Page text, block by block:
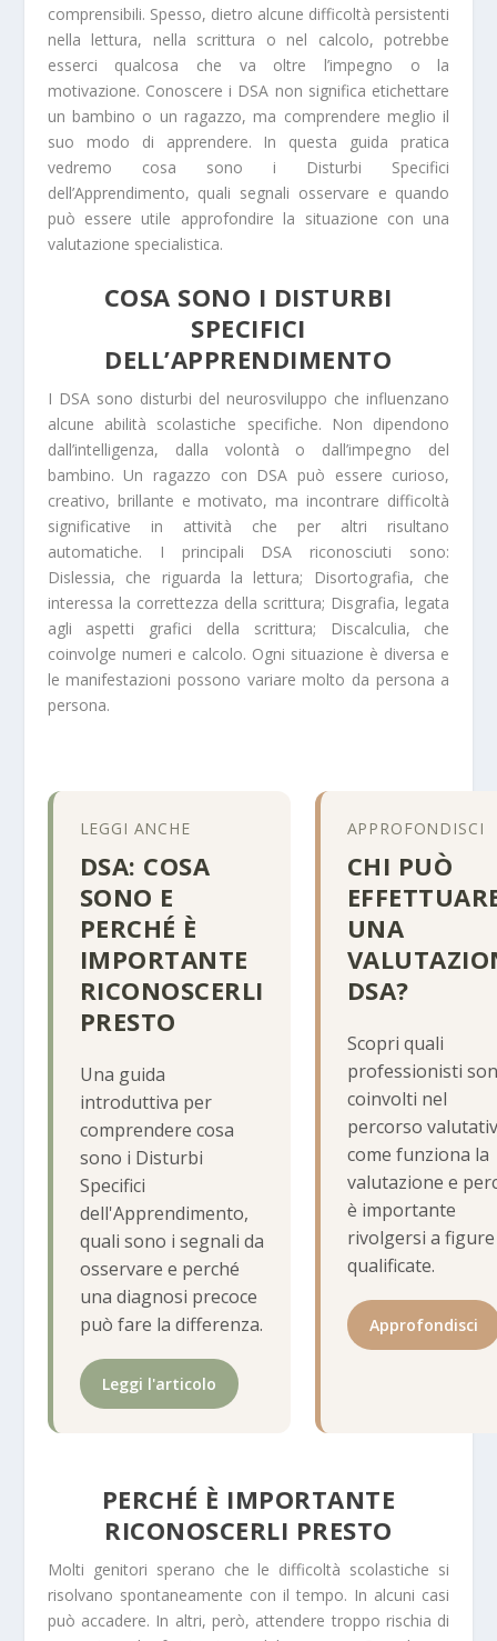
comprensibili. Spesso, dietro alcune difficoltà persistenti
nella lettura, nella scrittura o nel calcolo, potrebbe
esserci qualcosa che va oltre l’impegno o la
motivazione. Conoscere i DSA non significa etichettare
un bambino o un ragazzo, ma comprendere meglio il
suo modo di apprendere. In questa guida pratica
vedremo cosa sono i Disturbi Specifici
dell’Apprendimento, quali segnali osservare e quando
può essere utile approfondire la situazione con una
valutazione specialistica.
COSA SONO I DISTURBI
SPECIFICI
DELL’APPRENDIMENTO
I DSA sono disturbi del neurosviluppo che influenzano
alcune abilità scolastiche specifiche. Non dipendono
dall’intelligenza, dalla volontà o dall’impegno del
bambino. Un ragazzo con DSA può essere curioso,
creativo, brillante e motivato, ma incontrare difficoltà
significative in attività che per altri risultano
automatiche. I principali DSA riconosciuti sono:
Dislessia, che riguarda la lettura; Disortografia, che
interessa la correttezza della scrittura; Disgrafia, legata
agli aspetti grafici della scrittura; Discalculia, che
coinvolge numeri e calcolo. Ogni situazione è diversa e
le manifestazioni possono variare molto da persona a
persona.
LEGGI ANCHE
DSA: COSA
SONO E
PERCHÉ È
IMPORTANTE
RICONOSCERLI
PRESTO
Una guida
introduttiva per
comprendere cosa
sono i Disturbi
Specifici
dell'Apprendimento,
quali sono i segnali da
osservare e perché
una diagnosi precoce
può fare la differenza.
Leggi l'articolo
APPROFONDISCI
CHI PUÒ
UNA
DSA?
Scopri quali
professionisti
coinvolti nel
percorso
come funziona la
valutazione e
è importante
rivolgersi a figure
qualificate.
Approfondisci
PERCHÉ È IMPORTANTE
RICONOSCERLI PRESTO
Molti genitori sperano che le difficoltà scolastiche si
risolvano spontaneamente con il tempo. In alcuni casi
può accadere. In altri, però, attendere troppo rischia di